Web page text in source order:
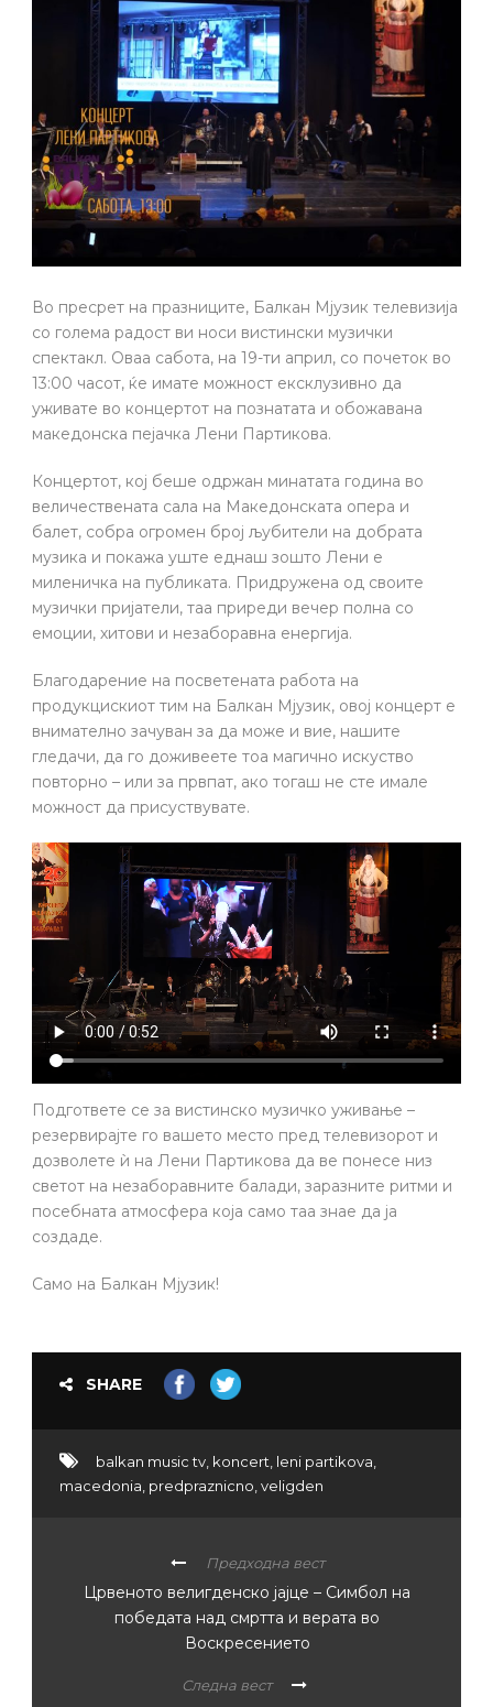
Во пресрет на празниците, Балкан Мјузик телевизија
со голема радост ви носи вистински музички
спектакл. Оваа сабота, на 19-ти април, со почеток во
13:00 часот, ќе имате можност ексклузивно да
уживате во концертот на познатата и обожавана
македонска пејачка Лени Партикова.
Концертот, кој беше одржан минатата година во
величествената сала на Македонската опера и
балет, собра огромен број љубители на добрата
музика и покажа уште еднаш зошто Лени е
миленичка на публиката. Придружена од своите
музички пријатели, таа приреди вечер полна со
емоции, хитови и незаборавна енергија.
Благодарение на посветената работа на
продукцискиот тим на Балкан Мјузик, овој концерт е
внимателно зачуван за да може и вие, нашите
гледачи, да го доживеете тоа магично искуство
повторно – или за првпат, ако тогаш не сте имале
можност да присуствувате.
Подгответе се за вистинско музичко уживање –
резервирајте го вашето место пред телевизорот и
дозволете ѝ на Лени Партикова да ве понесе низ
светот на незаборавните балади, заразните ритми и
посебната атмосфера која само таа знае да ја
создаде.
Само на Балкан Мјузик!
SHARE
balkan music tv koncert leni partikova
macedonia predpraznicno veligden
Предходна вест
Црвеното велигденско јајце – Симбол на
победата над смртта и верата во
Воскресението
Следна вест